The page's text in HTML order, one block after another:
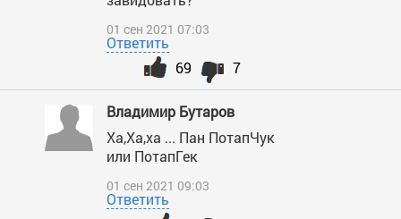
01 сен 2021 07:03
Ответить
7
69
Владимир Бутаров
Ха,Ха,ха ... Пан ПотапЧук
или ПотапГек
01 сен 2021 09:03
Ответить